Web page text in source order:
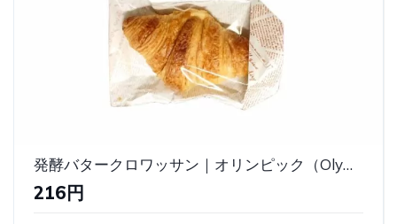
発酵バタークロワッサン｜オリンピック（Olympic ）
216円